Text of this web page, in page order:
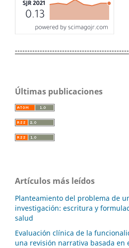
----------------------------------------------
Últimas publicaciones
Artículos más leídos
Planteamiento del problema de
investigación: escritura y
salud
Evaluación clínica de la
una revisión narrativa basada en